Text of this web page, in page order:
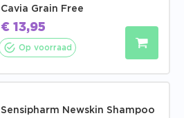
Cavia Grain Free
€ 13,95
Op voorraad
Sensipharm Newskin Shampoo